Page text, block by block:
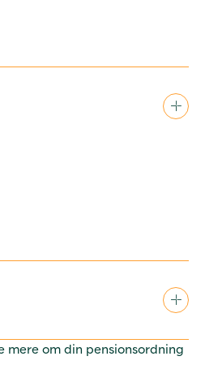
mere om din pensionsordning